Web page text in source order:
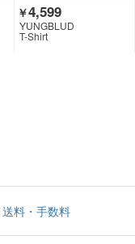
￥4,599
YUNGBLUD
T-Shirt
送料・手数料